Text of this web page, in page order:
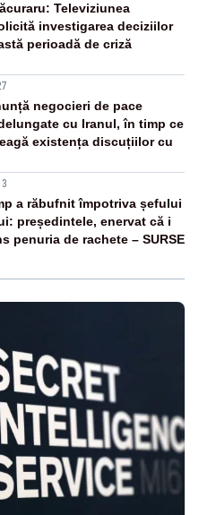
Televiziunea
investigarea deciziilor
perioadă de criză
negocieri de pace
cu Iranul, în timp ce
existența discuțiilor cu
a răbufnit împotriva șefului
președintele, enervat că i
penuria de rachete – SURSE